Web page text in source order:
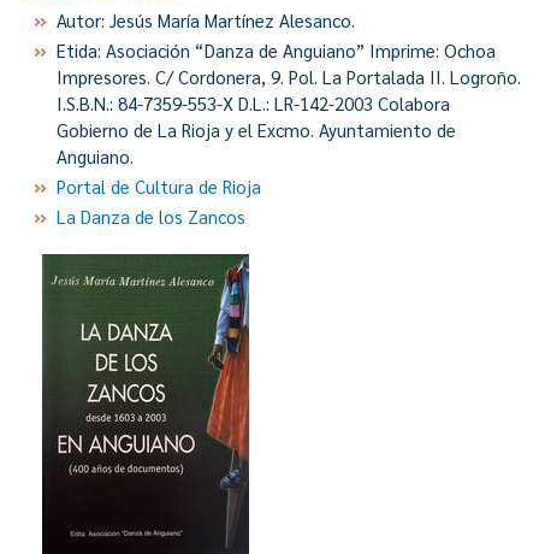
Autor: Jesús María Martínez Alesanco.
Etida: Asociación “Danza de Anguiano” Imprime: Ochoa
Impresores. C/ Cordonera, 9. Pol. La Portalada II. Logroño.
I.S.B.N.: 84-7359-553-X D.L.: LR-142-2003 Colabora
Gobierno de La Rioja y el Excmo. Ayuntamiento de
Anguiano.
Portal de Cultura de Rioja
La Danza de los Zancos